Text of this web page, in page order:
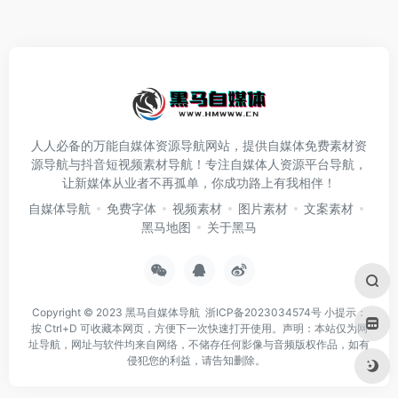
人人必备的万能自媒体资源导航网站，提供自媒体免费素材资
源导航与抖音短视频素材导航！专注自媒体人资源平台导航，
让新媒体从业者不再孤单，你成功路上有我相伴！
自媒体导航
免费字体 视频素材 图片素材
文案素材
黑马地图
关于黑马
Copyright © 2023 黑马自媒体导航 浙ICP备2023034574号小提示：
按 Ctrl+D 可收藏本网页，方便下一次快速打开使用。声明：本站仅为网
址导航，网址与软件均来自网络，不储存任何影像与音频版权作品，如有
侵犯您的利益，请告知删除。